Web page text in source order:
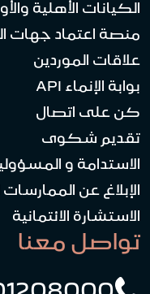
الكيانات الأهلية
منصة اعتماد جهات
علاقات الموردين
بوابة الإنماء API
كن على اتصال
تقديم شكوى
الاستدامة و
الإبلاغ عن
الاستشارة الائتمانية
تواصل معنا